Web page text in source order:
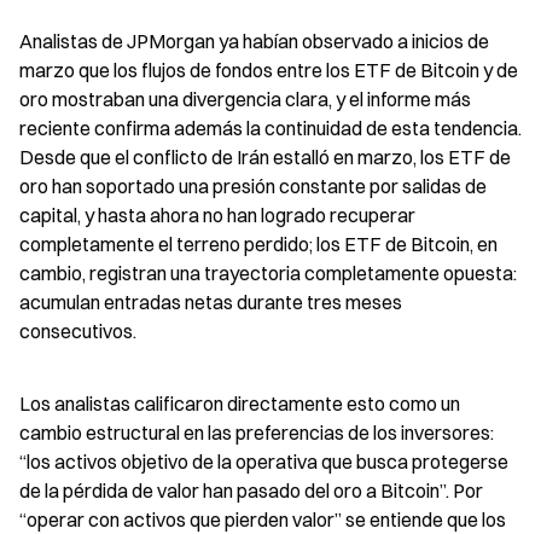
Analistas de JPMorgan ya habían observado a inicios de
marzo que los flujos de fondos entre los ETF de Bitcoin y de
oro mostraban una divergencia clara, y el informe más
reciente confirma además la continuidad de esta tendencia.
Desde que el conflicto de Irán estalló en marzo, los ETF de
oro han soportado una presión constante por salidas de
capital, y hasta ahora no han logrado recuperar
completamente el terreno perdido; los ETF de Bitcoin, en
cambio, registran una trayectoria completamente opuesta:
acumulan entradas netas durante tres meses
consecutivos.
Los analistas calificaron directamente esto como un
cambio estructural en las preferencias de los inversores:
“los activos objetivo de la operativa que busca protegerse
de la pérdida de valor han pasado del oro a Bitcoin”. Por
“operar con activos que pierden valor” se entiende que los